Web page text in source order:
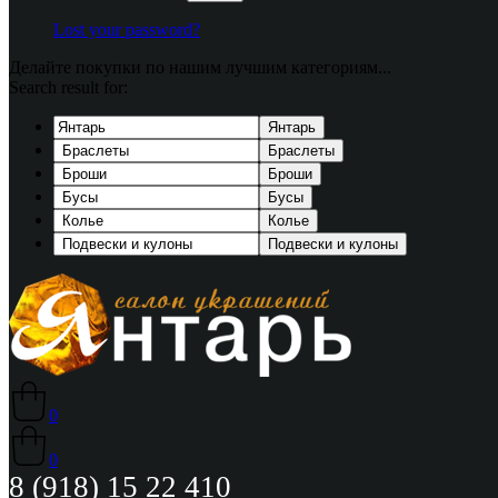
Lost your password?
Делайте покупки по нашим лучшим категориям...
Search result for:
Янтарь
Браслеты
Броши
Бусы
Колье
Подвески и кулоны
0
0
8 (918) 15 22 410